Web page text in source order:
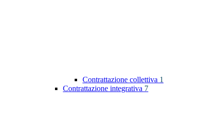
Contrattazione collettiva 1
Contrattazione integrativa 7